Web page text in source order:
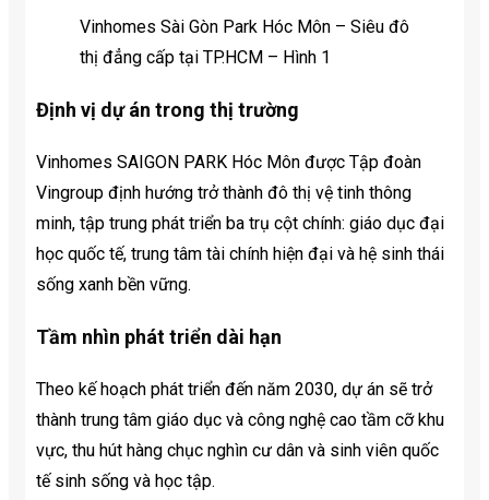
Vinhomes Sài Gòn Park Hóc Môn – Siêu đô
thị đẳng cấp tại TP.HCM – Hình 1
Định vị dự án trong thị trường
Vinhomes SAIGON PARK Hóc Môn được Tập đoàn
Vingroup định hướng trở thành đô thị vệ tinh thông
minh, tập trung phát triển ba trụ cột chính: giáo dục đại
học quốc tế, trung tâm tài chính hiện đại và hệ sinh thái
sống xanh bền vững.
Tầm nhìn phát triển dài hạn
Theo kế hoạch phát triển đến năm 2030, dự án sẽ trở
thành trung tâm giáo dục và công nghệ cao tầm cỡ khu
vực, thu hút hàng chục nghìn cư dân và sinh viên quốc
tế sinh sống và học tập.